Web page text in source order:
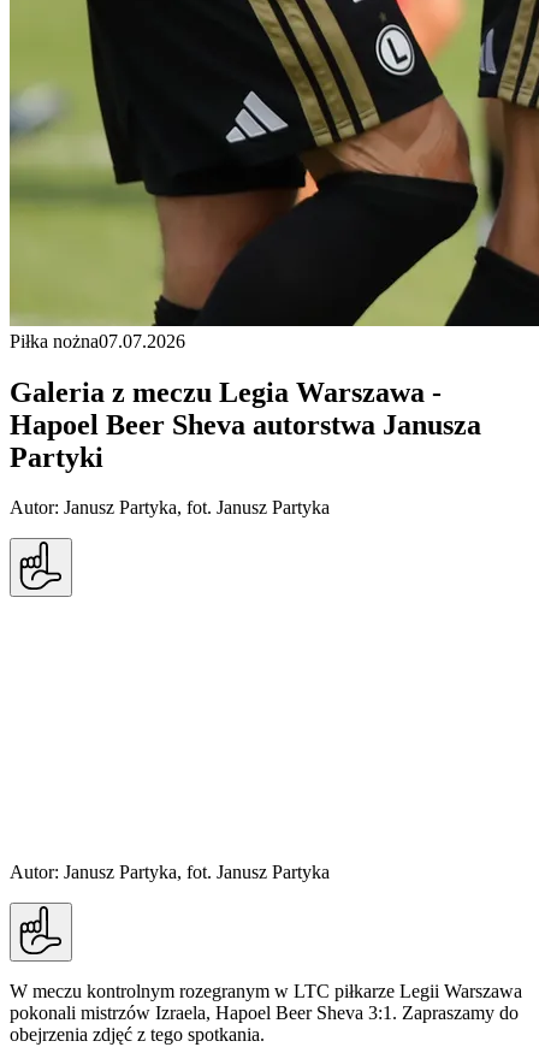
Piłka nożna07.07.2026
Galeria z meczu Legia Warszawa -
Hapoel Beer Sheva autorstwa Janusza
Partyki
Autor: Janusz Partyka, fot. Janusz Partyka
Autor: Janusz Partyka, fot. Janusz Partyka
W meczu kontrolnym rozegranym w LTC piłkarze Legii Warszawa
pokonali mistrzów Izraela, Hapoel Beer Sheva 3:1. Zapraszamy do
obejrzenia zdjęć z tego spotkania.